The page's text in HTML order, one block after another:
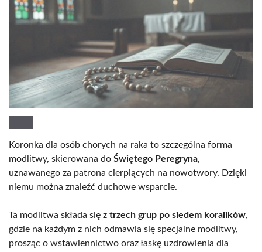
Koronka dla osób chorych na raka to szczególna forma
modlitwy, skierowana do Świętego Peregryna,
uznawanego za patrona cierpiących na nowotwory. Dzięki
niemu można znaleźć duchowe wsparcie.
Ta modlitwa składa się z trzech grup po siedem koralików,
gdzie na każdym z nich odmawia się specjalne modlitwy,
prosząc o wstawiennictwo oraz łaskę uzdrowienia dla